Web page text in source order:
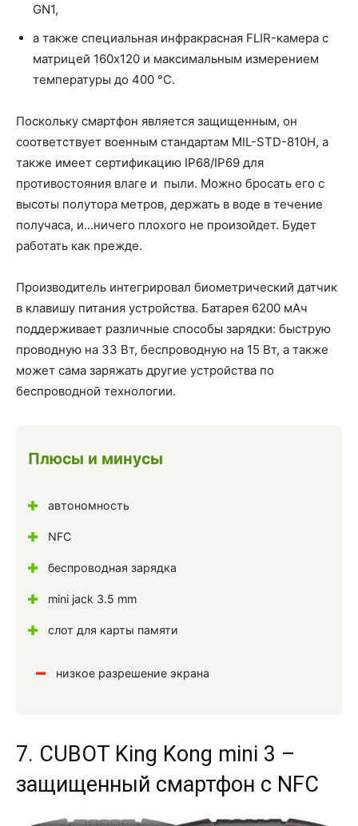
GN1,
а также специальная инфракрасная FLIR-камера с
матрицей 160x120 и максимальным измерением
температуры до 400 °C.
Поскольку смартфон является защищенным, он
соответствует военным стандартам MIL-STD-810H, а
также имеет сертификацию IP68/IP69 для
противостояния влаге и пыли. Можно бросать его с
высоты полутора метров, держать в воде в течение
получаса, и...ничего плохого не произойдет. Будет
работать как прежде.
Производитель интегрировал биометрический датчик
в клавишу питания устройства. Батарея 6200 мАч
поддерживает различные способы зарядки: быструю
проводную на 33 Вт, беспроводную на 15 Вт, а также
может сама заряжать другие устройства по
беспроводной технологии.
Плюсы и минусы
автономность
NFC
беспроводная зарядка
mini jack 3.5 mm
слот для карты памяти
низкое разрешение экрана
7. CUBOT King Kong mini 3 –
защищенный смартфон с NFC